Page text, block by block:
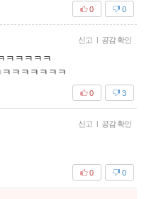
0
0
신고 공감 확인
ㅋㅋㅋㅋㅋ
ㅋㅋㅋㅋㅋㅋ
3
0
신고 공감 확인
0
0